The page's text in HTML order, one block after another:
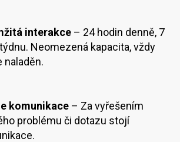
interakce – 24 hodin denně, 7
Neomezená kapacita, vždy
naladěn.
komunikace – Za vyřešením
problému či dotazu stojí